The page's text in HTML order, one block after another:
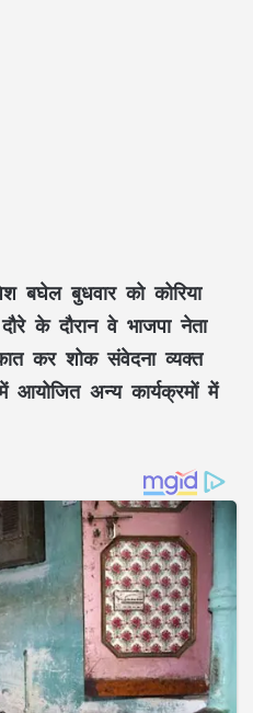
बघेल बुधवार को कोरिया
के दौरान वे भाजपा नेता
कर शोक संवेदना व्यक्त
अन्य कार्यक्रमों में